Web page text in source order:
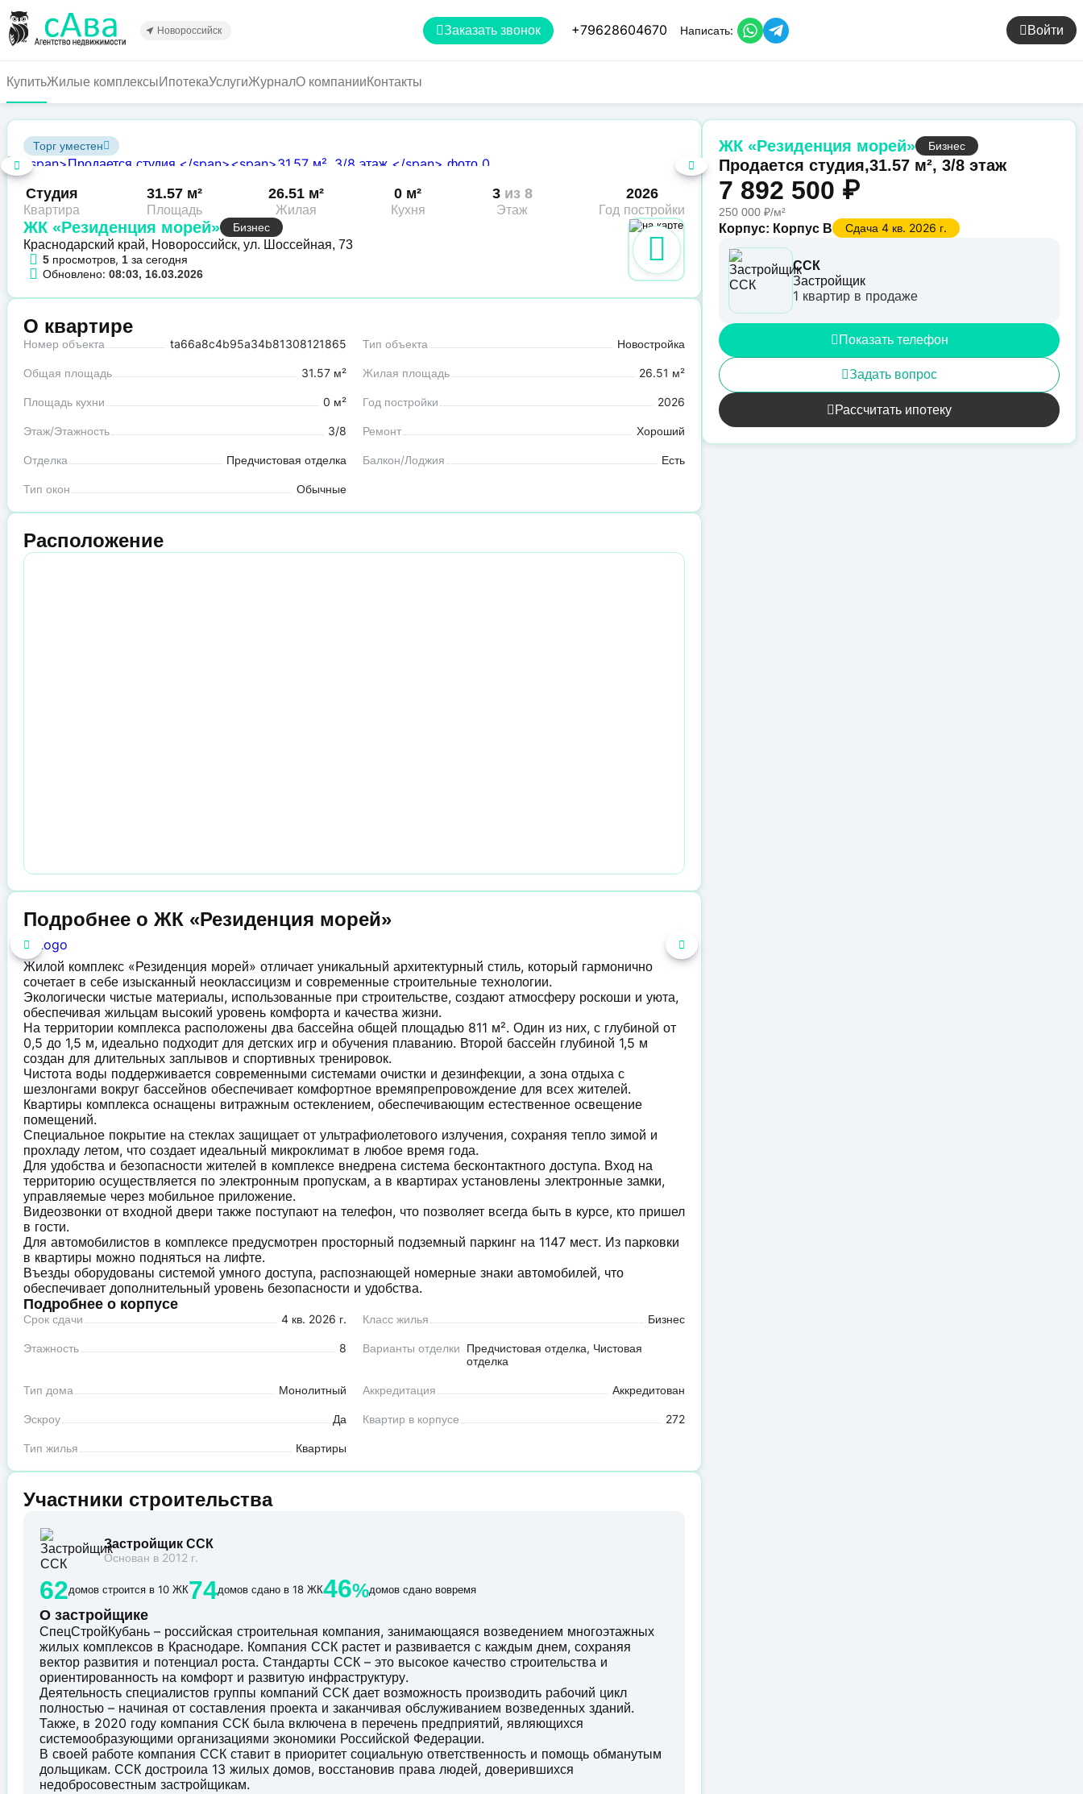
Перейти
основному
Новороссийск Заказать звонок +79628604670 Написать: Войти
КупитьЖилые комплексыИпотекаУслугиЖурналО компанииКонтакты
Торг уместен
Студия
Квартира
31.57 м²
Площадь
26.51 м²
Жилая
0 м²
Кухня
3 из 8
Этаж
2026
Год постройки
ЖК «Резиденция морей»
Бизнес
Краснодарский край, Новороссийск, ул. Шоссейная, 73
5 просмотров, 1 за сегодня
Обновлено: 08:03, 16.03.2026
О квартире
Номер объекта ta66a8c4b95a34b81308121865 Тип объекта Новостройка
Общая площадь 31.57 м² Жилая площадь 26.51 м²
Площадь кухни 0 м² Год постройки 2026
Этаж/Этажность 3/8 Ремонт Хороший
Отделка Предчистовая отделка Балкон/Лоджия Есть
Тип окон Обычные
Расположение
Подробнее о ЖК «Резиденция морей»
Жилой комплекс «Резиденция морей» отличает уникальный архитектурный стиль, который гармонично
сочетает в себе изысканный неоклассицизм и современные строительные технологии.
Экологически чистые материалы, использованные при строительстве, создают атмосферу роскоши и уюта,
обеспечивая жильцам высокий уровень комфорта и качества жизни.
На территории комплекса расположены два бассейна общей площадью 811 м². Один из них, с глубиной от
0,5 до 1,5 м, идеально подходит для детских игр и обучения плаванию. Второй бассейн глубиной 1,5 м
создан для длительных заплывов и спортивных тренировок.
Чистота воды поддерживается современными системами очистки и дезинфекции, а зона отдыха с
шезлонгами вокруг бассейнов обеспечивает комфортное времяпрепровождение для всех жителей.
Квартиры комплекса оснащены витражным остеклением, обеспечивающим естественное освещение
помещений.
Специальное покрытие на стеклах защищает от ультрафиолетового излучения, сохраняя тепло зимой и
прохладу летом, что создает идеальный микроклимат в любое время года.
Для удобства и безопасности жителей в комплексе внедрена система бесконтактного доступа. Вход на
территорию осуществляется по электронным пропускам, а в квартирах установлены электронные замки,
управляемые через мобильное приложение.
Видеозвонки от входной двери также поступают на телефон, что позволяет всегда быть в курсе, кто пришел
в гости.
Для автомобилистов в комплексе предусмотрен просторный подземный паркинг на 1147 мест. Из парковки
в квартиры можно подняться на лифте.
Въезды оборудованы системой умного доступа, распознающей номерные знаки автомобилей, что
обеспечивает дополнительный уровень безопасности и удобства.
Подробнее о корпусе
Срок сдачи 4 кв. 2026 г. Класс жилья Бизнес
Этажность 8 Варианты отделки Предчистовая отделка, Чистовая
отделка
Тип дома Монолитный Аккредитация Аккредитован
Эскроу Да Квартир в корпусе 272
Тип жилья Квартиры
Участники строительства
Застройщик ССК
Основан в 2012 г.
62домов строится в 10 ЖК74домов сдано в 18 ЖК46%домов сдано вовремя
О застройщике
СпецСтройКубань – российская строительная компания, занимающаяся возведением многоэтажных
жилых комплексов в Краснодаре. Компания ССК растет и развивается с каждым днем, сохраняя
вектор развития и потенциал роста. Стандарты ССК – это высокое качество строительства и
ориентированность на комфорт и развитую инфраструктуру.
Деятельность специалистов группы компаний ССК дает возможность производить рабочий цикл
полностью – начиная от составления проекта и заканчивая обслуживанием возведенных зданий.
Также, в 2020 году компания ССК была включена в перечень предприятий, являющихся
системообразующими организациями экономики Российской Федерации.
В своей работе компания ССК ставит в приоритет социальную ответственность и помощь обманутым
дольщикам. ССК достроила 13 жилых домов, восстановив права людей, доверившихся
недобросовестным застройщикам.
Продается студия,31.57 м², 3/8 этаж
7 892 500 ₽
250 000 ₽/м²
ЖК «Резиденция морей» Бизнес
Корпус: Корпус В Сдача 4 кв. 2026 г.
ССК
Застройщик
1 квартир в продаже
Показать телефон
Задать вопрос
Рассчитать ипотеку